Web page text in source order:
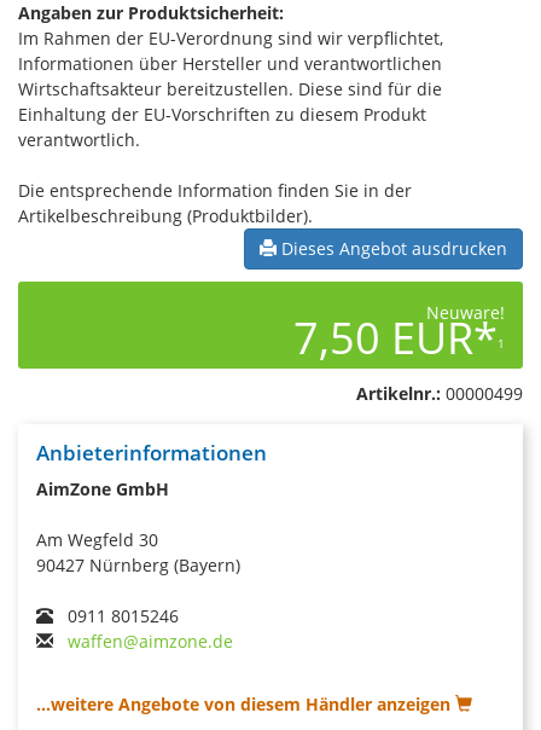
Angaben zur Produktsicherheit:
Im Rahmen der EU-Verordnung sind wir verpflichtet,
Informationen über Hersteller und verantwortlichen
Wirtschaftsakteur bereitzustellen. Diese sind für die
Einhaltung der EU-Vorschriften zu diesem Produkt
verantwortlich.
Die entsprechende Information finden Sie in der
Artikelbeschreibung (Produktbilder).
Dieses Angebot ausdrucken
Neuware!
7,50 EUR*1
Artikelnr.: 00000499
Anbieterinformationen
AimZone GmbH
Am Wegfeld 30
90427 Nürnberg (Bayern)
0911 8015246
waffen@aimzone.de
...weitere Angebote von diesem Händler anzeigen